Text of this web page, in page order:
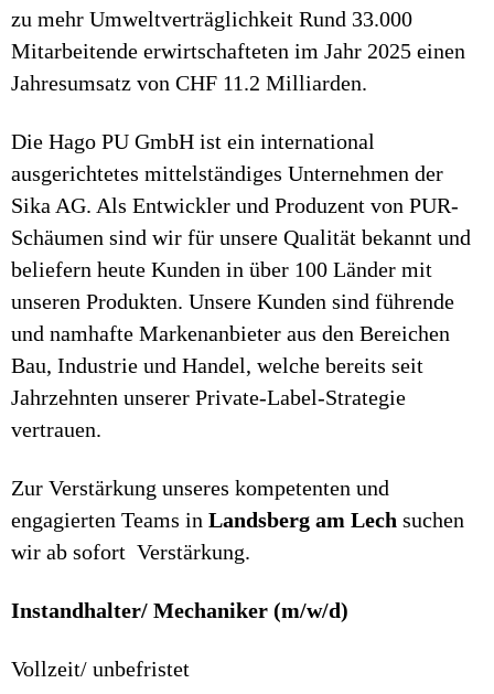
zu mehr Umweltverträglichkeit Rund 33.000
Mitarbeitende erwirtschafteten im Jahr 2025 einen
Jahresumsatz von CHF 11.2 Milliarden.
Die Hago PU GmbH ist ein international
ausgerichtetes mittelständiges Unternehmen der
Sika AG. Als Entwickler und Produzent von PUR-
Schäumen sind wir für unsere Qualität bekannt und
beliefern heute Kunden in über 100 Länder mit
unseren Produkten. Unsere Kunden sind führende
und namhafte Markenanbieter aus den Bereichen
Bau, Industrie und Handel, welche bereits seit
Jahrzehnten unserer Private-Label-Strategie
vertrauen.
Zur Verstärkung unseres kompetenten und
engagierten Teams in Landsberg am Lech suchen
wir ab sofort Verstärkung.
Instandhalter/ Mechaniker (m/w/d)
Vollzeit/ unbefristet